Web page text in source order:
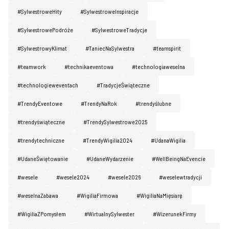
#SylwestroweHity #SylwestroweInspiracje
#SylwestrowePodróże #SylwestroweTradycje
#SylwestrowyKlimat #TaniecNaSylwestra #teamspirit
#teamwork #technikaeventowa #technologiaweselna
#technologieweventach #TradycjeŚwiąteczne
#TrendyEventowe #TrendyNaRok #trendyślubne
#trendyświąteczne #TrendySylwestrowe2025
#trendytechniczne #TrendyWigilia2024 #UdanaWigilia
#UdaneŚwiętowanie #UdaneWydarzenie #WellBeingNaEvencie
#wesele #wesele2024 #wesele2026 #weselewtradycji
#weselnaZabawa #WigiliaFirmowa #WigiliaNaMięsiarę
#WigiliaZPomysłem #WirtualnySylwester #WizerunekFirmy